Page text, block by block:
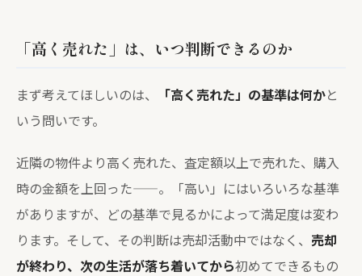
「高く売れた」は、いつ判断できるのか
まず考えてほしいのは、 「高く売れた」の基準は何かと
いう問いです。
近隣の物件より高く売れた、査定額以上で売れた、購入
時の金額を上回った——。「高い」にはいろいろな基準
がありますが、どの基準で見るかによって満足度は変わ
ります。そして、その判断は売却活動中ではなく、 売却
が終わり、次の生活が落ち着いてから初めてできるもの